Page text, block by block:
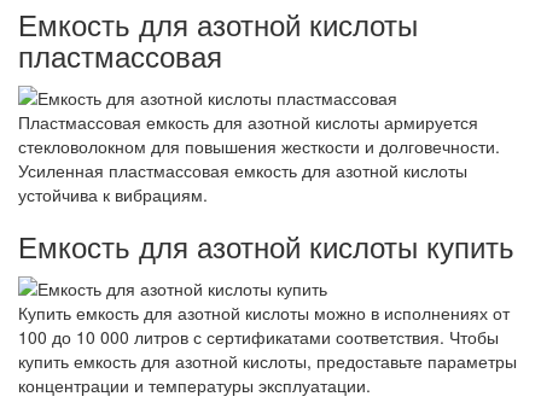
Емкость для азотной кислоты
пластмассовая
Пластмассовая емкость для азотной кислоты армируется
стекловолокном для повышения жесткости и долговечности.
Усиленная пластмассовая емкость для азотной кислоты
устойчива к вибрациям.
Емкость для азотной кислоты купить
Купить емкость для азотной кислоты можно в исполнениях от
100 до 10 000 литров с сертификатами соответствия. Чтобы
купить емкость для азотной кислоты, предоставьте параметры
концентрации и температуры эксплуатации.